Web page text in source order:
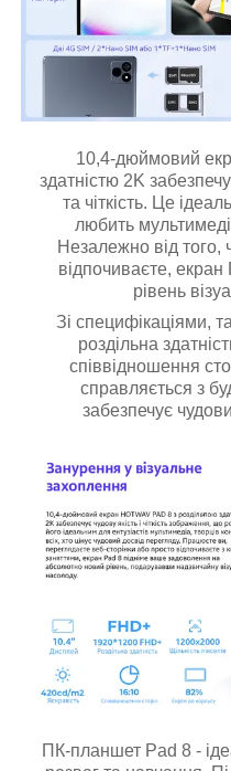
10,4-дюймовий
здатністю 2K
та чіткість. Це
любить
Незалежно від того,
відпочиваєте,
рівень
Зі специфікаціями,
роздільна
співвідношення
справляється з
забезпечує
ПК-планшет Pad 8 -